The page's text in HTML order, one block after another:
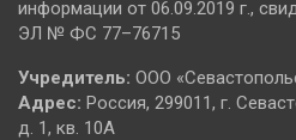
информации от 06.09.2019 г.,
ЭЛ № ФС 77–76715
Учредитель: ООО
Адрес: Россия, 299011, г.
д. 1, кв. 10А